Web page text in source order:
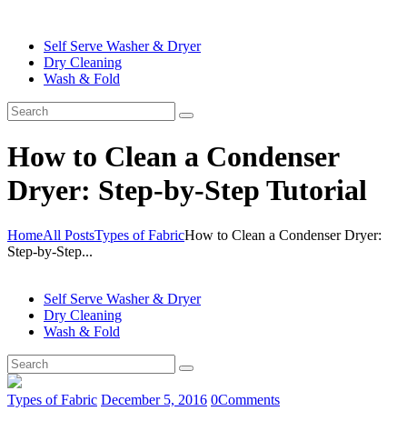
Self Serve Washer & Dryer
Dry Cleaning
Wash & Fold
How to Clean a Condenser
Dryer: Step-by-Step Tutorial
HomeAll PostsTypes of FabricHow to Clean a Condenser Dryer:
Step-by-Step...
Self Serve Washer & Dryer
Dry Cleaning
Wash & Fold
Types of Fabric December 5, 2016 0Comments